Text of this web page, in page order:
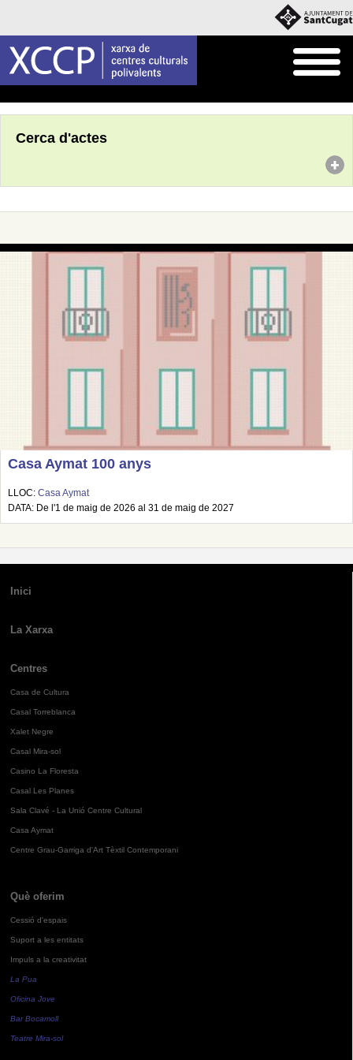
Cerca d'actes
Casa Aymat 100 anys
LLOC: Casa Aymat
DATA: De l'1 de maig de 2026 al 31 de maig de 2027
Inici
La Xarxa
Centres
Casa de Cultura
Casal Torreblanca
Xalet Negre
Casal Mira-sol
Casino La Floresta
Casal Les Planes
Sala Clavé - La Unió Centre Cultural
Casa Aymat
Centre Grau-Garriga d'Art Tèxtil Contemporani
Què oferim
Cessió d'espais
Suport a les entitats
Impuls a la creativitat
La Pua
Oficina Jove
Bar Bocamoll
Teatre Mira-sol